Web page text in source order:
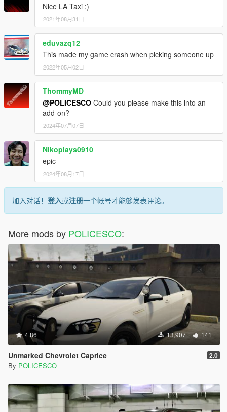
Nice LA Taxi ;)
2021年08月31日
eduvazq12
This made my game crash when picking someone up
2022年05月02日
ThommyMD
@POLICESCO Could you please make this into an
add-on?
2024年07月07日
Nikoplays0910
epic
2024年08月17日
加入对话！ 登入或注册一个帐号才能够发表评论。
More mods by POLICESCO:
4.86 13,907 141
Unmarked Chevrolet Caprice 2.0
By POLICESCO